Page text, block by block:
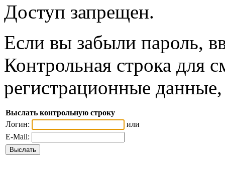
Доступ запрещен.
Если вы забыли пароль,
Контрольная строка для
регистрационные
Выслать контрольную строку
Логин:
или
E-Mail: